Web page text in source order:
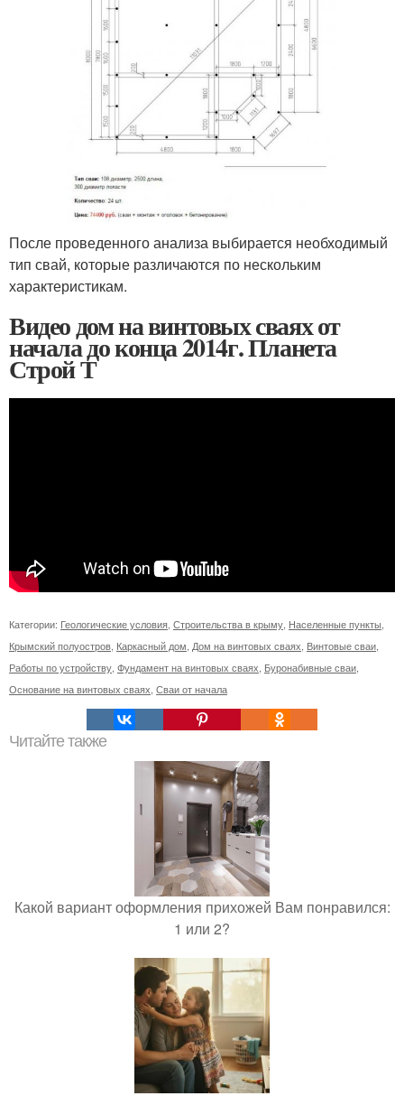
После проведенного анализа выбирается необходимый
тип свай, которые различаются по нескольким
характеристикам.
Видео дом на винтовых сваях от
начала до конца 2014г. Планета
Строй Т
Категории: Геологические условия Строительства в крыму Населенные пункты
Крымский полуостров Каркасный дом Дом на винтовых сваях Винтовые сваи
Работы по устройству Фундамент на винтовых сваях Буронабивные сваи
Основание на винтовых сваях Сваи от начала
Читайте также
Какой вариант оформления прихожей Вам понравился:
1 или 2?